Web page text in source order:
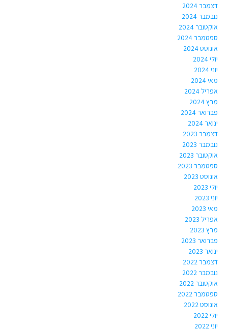
דצמבר 2024
נובמבר 2024
אוקטובר 2024
ספטמבר 2024
אוגוסט 2024
יולי 2024
יוני 2024
מאי 2024
אפריל 2024
מרץ 2024
פברואר 2024
ינואר 2024
דצמבר 2023
נובמבר 2023
אוקטובר 2023
ספטמבר 2023
אוגוסט 2023
יולי 2023
יוני 2023
מאי 2023
אפריל 2023
מרץ 2023
פברואר 2023
ינואר 2023
דצמבר 2022
נובמבר 2022
אוקטובר 2022
ספטמבר 2022
אוגוסט 2022
יולי 2022
יוני 2022